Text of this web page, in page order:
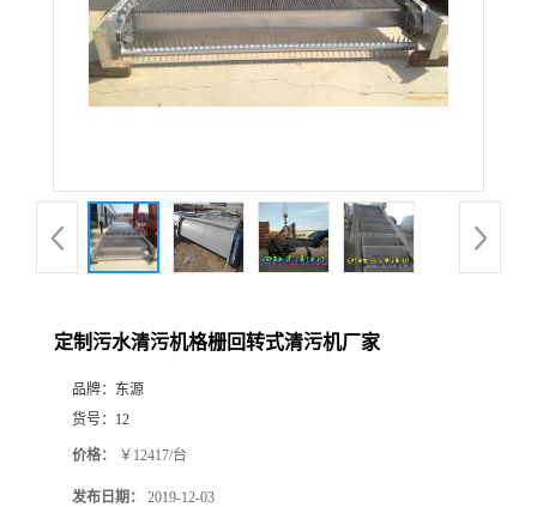
定制污水清污机格栅回转式清污机厂家
品牌： 东源
货号： 12
价格： ￥12417/台
发布日期： 2019-12-03